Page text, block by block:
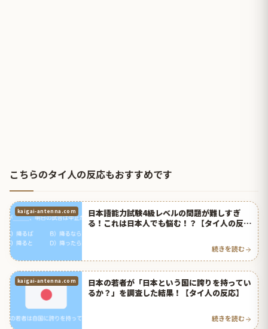
こちらのタイ人の反応もおすすめです
kaigai-antenna.com
日本語能力試験4級レベルの問題が難しすぎ
る！これは日本人でも悩む！？【タイ人の反
続きを読む
kaigai-antenna.com
日本の若者が「日本という国に誇りを持ってい
るか？」を調査した結果！【タイ人の反応】
続きを読む